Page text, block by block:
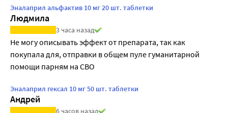
Эналаприл альфактив 10 мг 20 шт. таблетки
Людмила
3 часа назад
Не могу описывать эффект от препарата, так как
покупала для, отправки в общем пуле гуманитарной
помощи парням на СВО
Эналаприл гексал 10 мг 50 шт. таблетки
Андрей